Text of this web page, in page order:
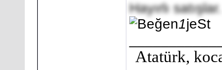
Hayırlı satışlar.
1jeSt
Atatürk,